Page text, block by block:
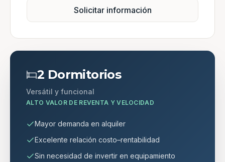
Solicitar información
2 Dormitorios
Versátil y funcional
ALTO VALOR DE REVENTA Y VELOCIDAD
Mayor demanda en alquiler
Excelente relación costo–rentabilidad
Sin necesidad de invertir en equipamiento